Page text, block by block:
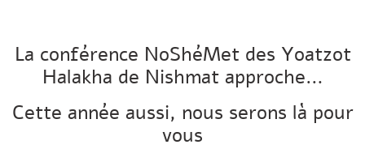
La conférence NoShéMet des Yoatzot
Halakha de Nishmat approche…
Cette année aussi, nous serons là pour
vous